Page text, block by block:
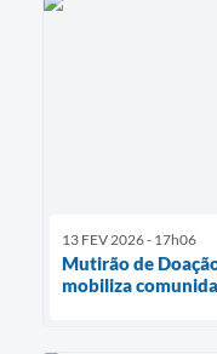
13 FEV 2026 - 17h06
Mutirão de
mobiliza